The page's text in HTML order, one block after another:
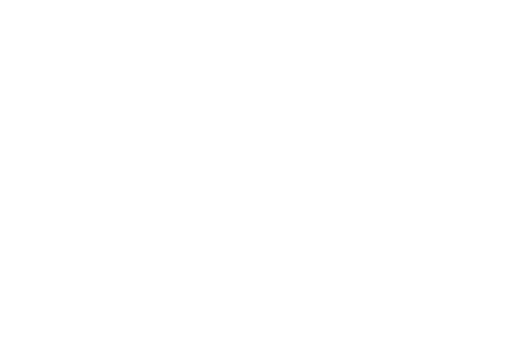
v atole Dhaalu. Tento malebný ostrov je prepojený mostom so susedným
tyrkysovou lagúnou.
(fusion, japonská), swim-up bar + možnosť využívať všetky služby sesterského hotela
na pláži, sprcha, toaleta, fén, klimatizácia, ventilátor, minibar, trezor, TV, Wi-Fi, set na
vybavenie)